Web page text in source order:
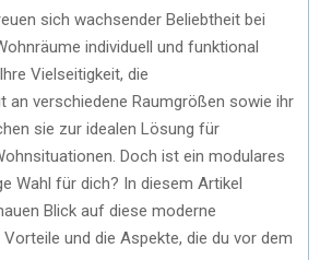
sich wachsender Beliebtheit bei
individuell und funktional
Vielseitigkeit, die
an verschiedene Raumgrößen sowie ihr
sie zur idealen Lösung für
Doch ist ein modulares
Wahl für dich? In diesem Artikel
Blick auf diese moderne
und die Aspekte, die du vor dem